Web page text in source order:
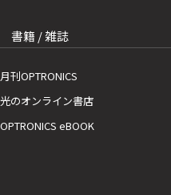
書籍 / 雑誌
月刊OPTRONICS
光のオンライン書店
OPTRONICS eBOOK